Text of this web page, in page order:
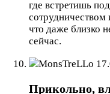
где встретишь
что даже близко
сейчас.
MonsTreLLo
Прикольно,